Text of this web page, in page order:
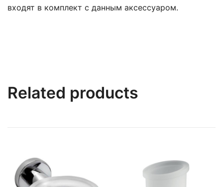
входят в комплект с данным аксессуаром.
Related products